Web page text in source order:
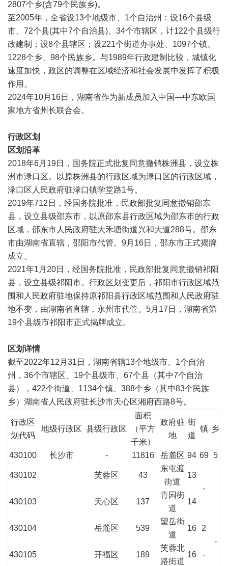
2807个乡(含79个民族乡)。
至2005年，全省设13个地级市、1个自治州：设16个县级
市、72个县(其中7个自治县)、34个市辖区，计122个县级行
政建制；设8个县辖区；设221个街道办事处、1097个镇、
1228个乡、98个民族乡。与1989年行政建制比较，城镇化
速度加快，政区的调整在区域经济和社会发展中发挥了积极
作用。
2024年10月16日，湖南省作为新成员加入中国—中东欧国
家地方省州长联合会。
行政区划
区划沿革
2018年6月19日，国务院正式批复同意撤销株洲县，设立株
洲市渌口区。以原株洲县的行政区域为渌口区的行政区域，
渌口区人民政府驻渌口镇学堂路1号。
2019年712日，经国务院批准，民政部批复同意撤销邵东
县，设立县级邵东市 ，以原邵东县行政区域为邵东市的行政
区域，邵东市人民政府驻大禾塘街道兴和大道288号。邵东
市由湖南省直辖，邵阳市代管。9月16日，邵东市正式揭牌
成立。
2021年1月20日，经国务院批准，民政部批复同意撤销祁阳
县，设立县级祁阳市。行政区划变更后，祁阳市行政区域范
围和人民政府驻地保持原祁阳县行政区域范围和人民政府驻
地不变，由湖南省直辖，永州市代管。5月17日，湖南省第
19个县级市祁阳市正式揭牌成立。
区划详情
截至2022年12月31日，湖南省辖13个地级市、1个自治
州，36个市辖区、19个县级市、67个县（其中7个自治
县），422个街道、1134个镇、388个乡（其中83个民族
乡）湖南省人民政府驻长沙市天心区湘府西路8号。
行政区
划代码
地级行政区 县级行政区
面积
（平方
千米）
政府驻
地
街
道
镇 乡
430100 长沙市 - 11816 岳麓区 94 69 5
430102 芙蓉区 43
东屯渡
街道
13
-
-
430103 天心区 137
青园街
道
14
430104 岳麓区 539
望岳街
道
16 2
430105 开福区 189
芙蓉北
路街道
16 -